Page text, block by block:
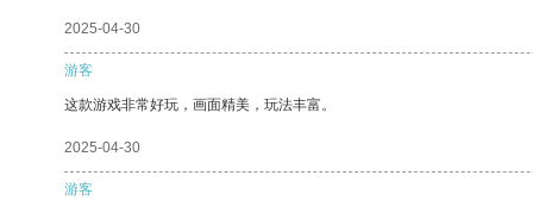
2025-04-30
游客
这款游戏非常好玩，画面精美，玩法丰富。
2025-04-30
游客